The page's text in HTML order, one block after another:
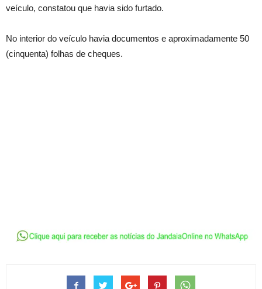
veículo, constatou que havia sido furtado.
No interior do veículo havia documentos e aproximadamente 50
(cinquenta) folhas de cheques.